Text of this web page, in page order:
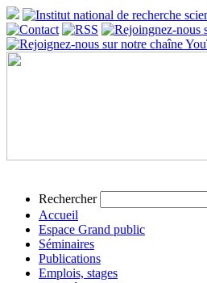
Rechercher
Accueil
Espace Grand public
Séminaires
Publications
Emplois, stages